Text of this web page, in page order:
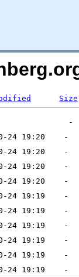
Size